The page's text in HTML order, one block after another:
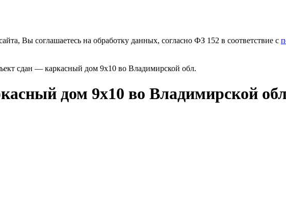
Вы соглашаетесь на обработку данных, согласно ФЗ 152 в соответствие с
сдан — каркасный дом 9х10 во Владимирской обл.
дом 9х10 во Владимирской